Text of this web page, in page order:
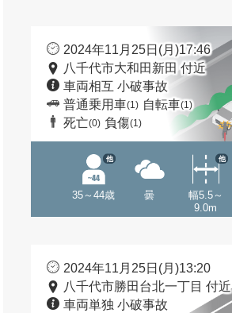
2024年11月25日(月)17:46
八千代市大和田新田 付近
車両相互 小破事故
普通乗用車(1) 自転車(1)
死亡(0) 負傷(1)
35～44歳
他
曇
幅5.5～
9.0m
他
2024年11月25日(月)13:20
八千代市勝田台北一丁目 付近
車両単独 小破事故